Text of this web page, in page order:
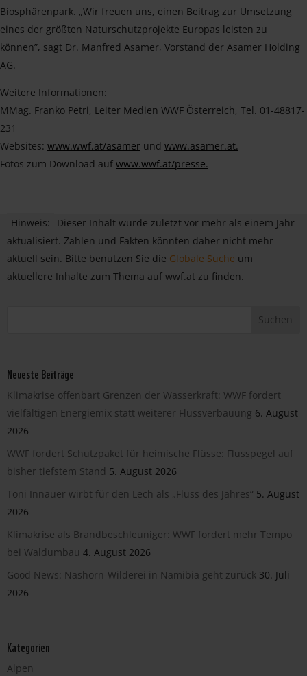
Biosphärenpark. „Wir freuen uns, einen Beitrag zur Umsetzung
eines der größten Naturschutzprojekte Europas leisten zu
können”, sagt Dr. Manfred Asamer, Vorstand der Asamer Holding
AG.
Weitere Informationen:
MMag. Franko Petri, Leiter Medien WWF Österreich, Tel. 01-48817-
231
Websites: www.wwf.at/asamer und www.asamer.at.
Fotos zum Download auf www.wwf.at/presse.
Hinweis:
Dieser Inhalt wurde zuletzt vor mehr als einem Jahr
aktualisiert. Zahlen und Fakten könnten daher nicht mehr
aktuell sein. Bitte benutzen Sie die Globale Suche um
aktuellere Inhalte zum Thema auf wwf.at zu finden.
Neueste Beiträge
Klimakrise offenbart Grenzen der Wasserkraft: WWF fordert
vielfältigen Energiemix statt weiterer Flussverbauung 6. August
2026
WWF fordert Schutzpaket für heimische Flüsse: Flusspegel auf
bisher tiefstem Stand 5. August 2026
Toni Innauer wirbt für den Lech als „Fluss des Jahres“ 5. August
2026
Klimakrise als Brandbeschleuniger: WWF fordert mehr Tempo
bei Waldumbau 4. August 2026
Good News: Nashorn-Wilderei in Namibia geht zurück 30. Juli
2026
Kategorien
Alpen